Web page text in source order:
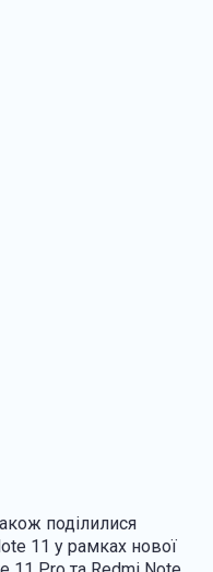
поділилися
11 у рамках нової